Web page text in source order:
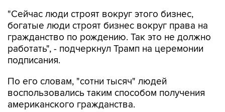
"Сейчас люди строят вокруг этого бизнес,
богатые люди строят бизнес вокруг права на
гражданство по рождению. Так это не должно
работать", - подчеркнул Трамп на церемонии
подписания.
По его словам, "сотни тысяч" людей
воспользовались таким способом получения
американского гражданства.